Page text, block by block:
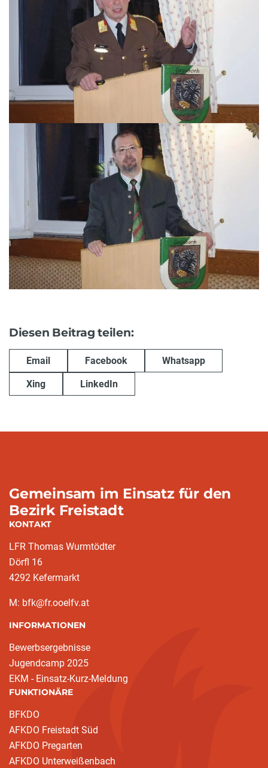
Diesen Beitrag teilen:
Email Facebook Whatsapp
Xing LinkedIn
Gemeinsam im Einsatz für den
Bezirk Freistadt
KONTAKT
LFR Thomas Wurmtödter
Dörfl 16
4292 Kefermarkt
M: bfk@fr.ooelfv.at
INFORMATIONEN
Bewerbsergebnisse
Jugendcamp 2025
EKM - Einsatz-Kurz-Meldung
FUNKTIONÄRE
BFKDO
AFKDO Freistadt Süd
AFKDO Pregarten
AFKDO Unterweißenbach